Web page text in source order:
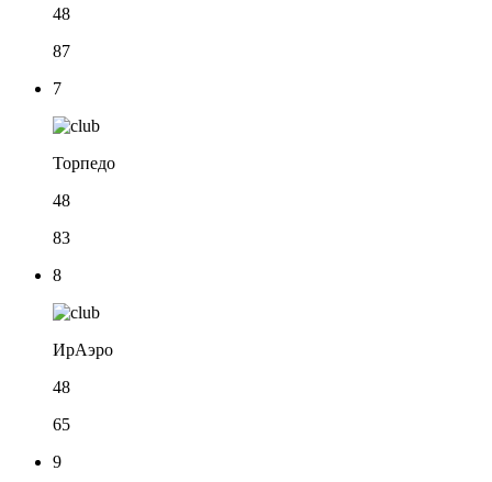
48
87
7
Торпедо
48
83
8
ИрАэро
48
65
9